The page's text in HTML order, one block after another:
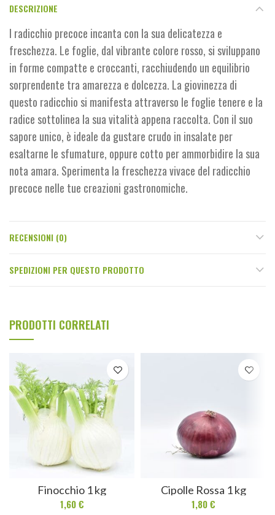
DESCRIZIONE
l radicchio precoce incanta con la sua delicatezza e
freschezza. Le foglie, dal vibrante colore rosso, si sviluppano
in forme compatte e croccanti, racchiudendo un equilibrio
sorprendente tra amarezza e dolcezza. La giovinezza di
questo radicchio si manifesta attraverso le foglie tenere e la
radice sottolinea la sua vitalità appena raccolta. Con il suo
sapore unico, è ideale da gustare crudo in insalate per
esaltarne le sfumature, oppure cotto per ammorbidire la sua
nota amara. Sperimenta la freschezza vivace del radicchio
precoce nelle tue creazioni gastronomiche.
RECENSIONI (0)
SPEDIZIONI PER QUESTO PRODOTTO
PRODOTTI CORRELATI
Finocchio 1 kg
1,60€
Cipolle Rossa 1 kg
1,80€